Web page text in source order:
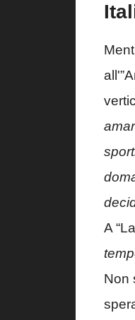
A
Non